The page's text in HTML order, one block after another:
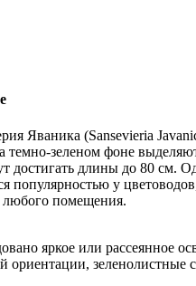
Яваника (Sansevieria
темно-зеленом фоне
достигать длины до 80 см.
популярностью у
любого помещения.
яркое или рассеянное
ориентации, зеленолистные